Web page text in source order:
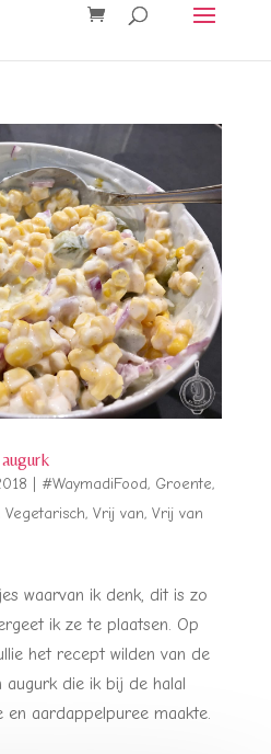
#WaymadiFood, Groente,
Vegetarisch, Vrij van, Vrij van
waarvan ik denk, dit is zo
ik ze te plaatsen. Op
het recept wilden van de
augurk die ik bij de halal
en aardappelpuree maakte.